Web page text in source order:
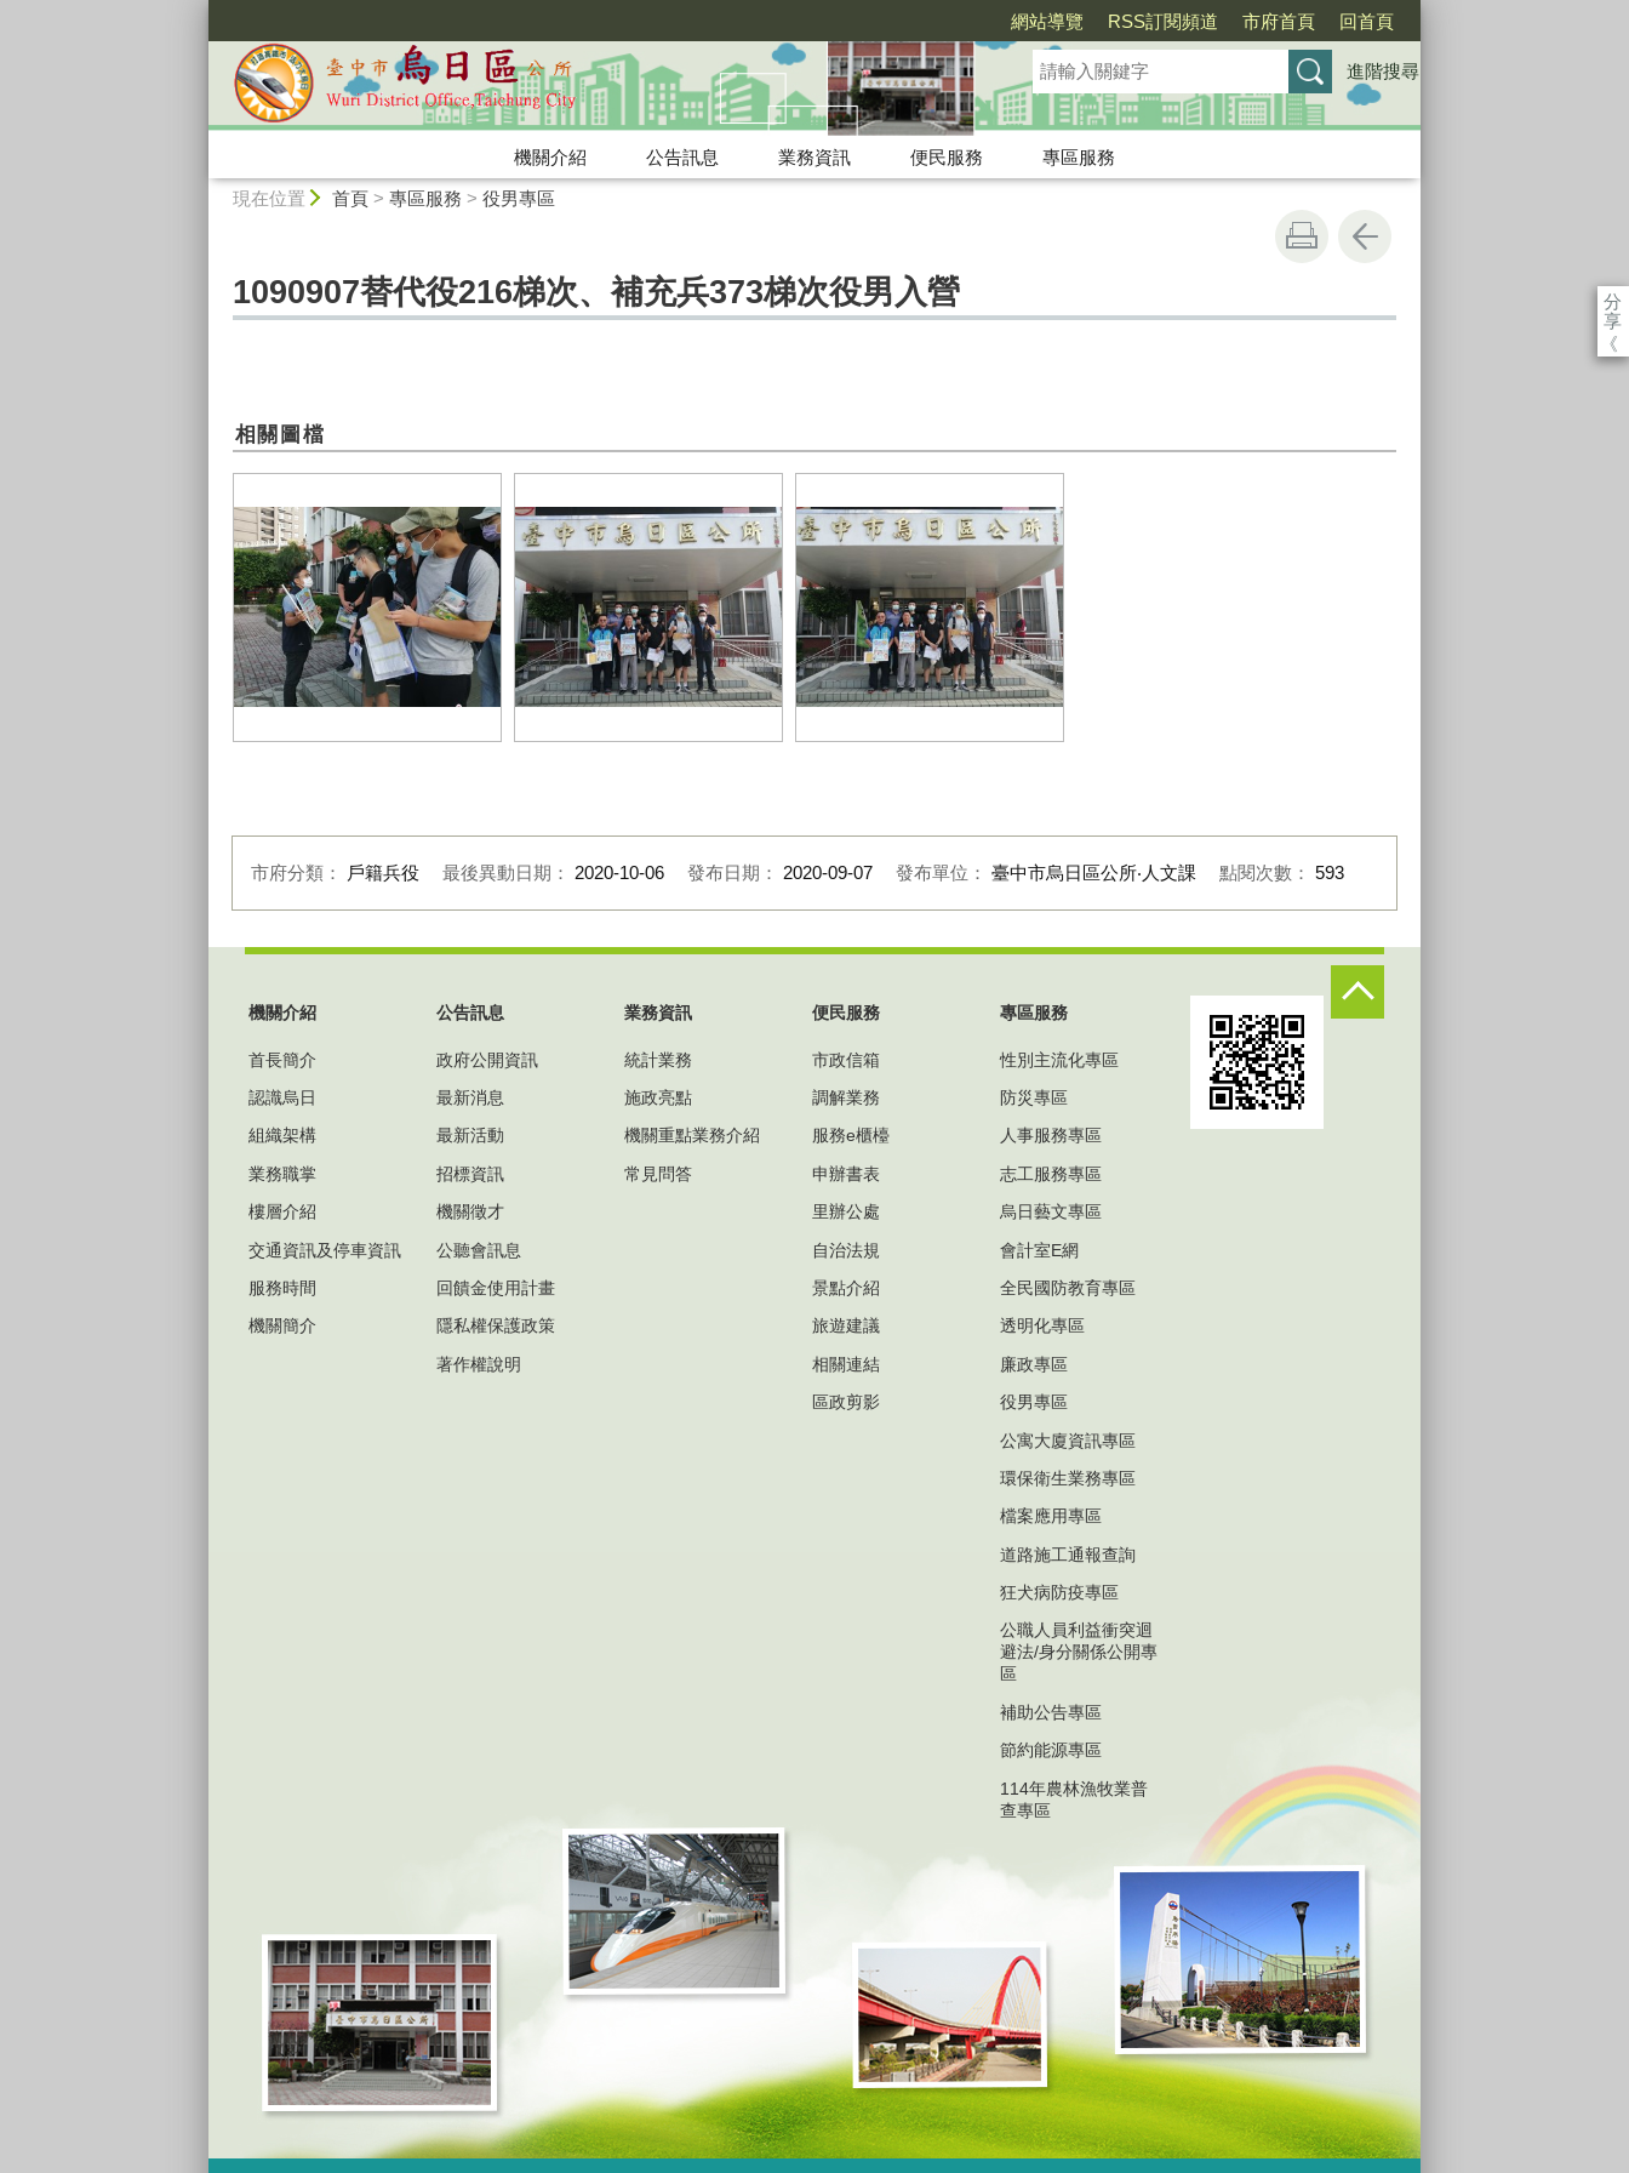
網站導覽 RSS訂閱頻道 市府首頁 回首頁
進階搜尋
機關介紹 公告訊息 業務資訊 便民服務
專區服務
現在位置 首頁> 專區服務 > 役男專區
分
享
《
1090907替代役216梯次、補充兵373梯次役男入營
相關圖檔
市府分類： 戶籍兵役 最後異動日期： 2020-10-06 發布日期： 2020-09-07 發布單位： 臺中市烏日區公所‧人文課 點閱次數： 593
機關介紹
首長簡介
認識烏日
組織架構
業務職掌
樓層介紹
交通資訊及停車資訊
服務時間
機關簡介
公告訊息
政府公開資訊
最新消息
最新活動
招標資訊
機關徵才
公聽會訊息
回饋金使用計畫
隱私權保護政策
著作權說明
業務資訊
統計業務
施政亮點
機關重點業務介紹
常見問答
便民服務
市政信箱
調解業務
服務e櫃檯
申辦書表
里辦公處
自治法規
景點介紹
旅遊建議
相關連結
區政剪影
專區服務
性別主流化專區
防災專區
人事服務專區
志工服務專區
烏日藝文專區
會計室E網
全民國防教育專區
透明化專區
廉政專區
役男專區
公寓大廈資訊專區
環保衛生業務專區
檔案應用專區
道路施工通報查詢
狂犬病防疫專區
公職人員利益衝突迴
避法/身分關係公開專
區
補助公告專區
節約能源專區
114年農林漁牧業普
查專區